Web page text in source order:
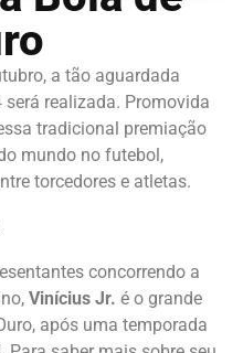
a tão aguardada
realizada. Promovida
tradicional premiação
mundo no futebol,
torcedores e atletas.
concorrendo a
Vinícius Jr. é o grande
após uma temporada